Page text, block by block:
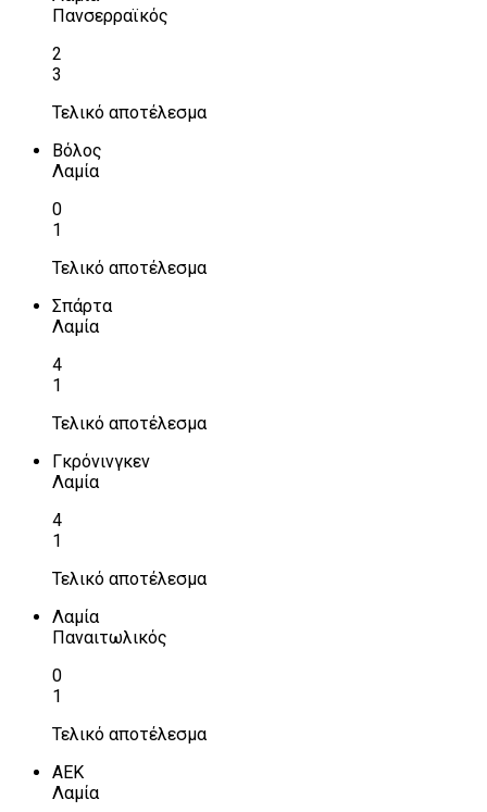
Πανσερραϊκός
2
3
Τελικό αποτέλεσμα
Βόλος
Λαμία
0
1
Τελικό αποτέλεσμα
Σπάρτα
Λαμία
4
1
Τελικό αποτέλεσμα
Γκρόνινγκεν
Λαμία
4
1
Τελικό αποτέλεσμα
Λαμία
Παναιτωλικός
0
1
Τελικό αποτέλεσμα
ΑΕΚ
Λαμία